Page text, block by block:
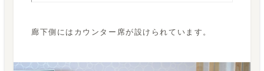
廊下側にはカウンター席が設けられています。